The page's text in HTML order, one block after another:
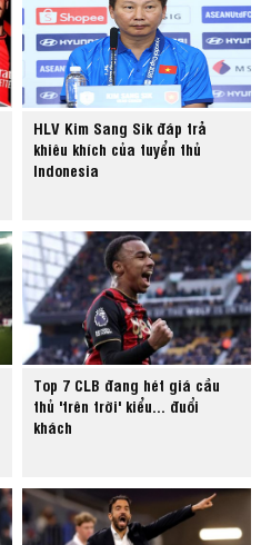
HLV Kim Sang Sik đáp trả
khiêu khích của tuyển thủ
Indonesia
Top 7 CLB đang hét giá cầu
thủ 'trên trời' kiểu... đuổi
khách